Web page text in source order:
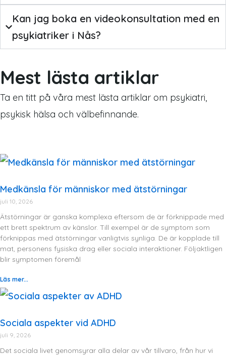
Kan jag boka en videokonsultation med en
psykiatriker i Nås?
Mest lästa artiklar
Ta en titt på våra mest lästa artiklar om psykiatri,
psykisk hälsa och välbefinnande.
Medkänsla för människor med ätstörningar
juli 10, 2026
Ätstörningar är ganska komplexa eftersom de är förknippade med
ett brett spektrum av känslor. Till exempel är de symptom som
förknippas med ätstörningar vanligtvis synliga. De är kopplade till
mat, personens fysiska drag eller sociala interaktioner. Följaktligen
blir symptomen föremål
Läs mer...
Sociala aspekter vid ADHD
juli 9, 2026
Det sociala livet genomsyrar alla delar av vår tillvaro, från hur vi